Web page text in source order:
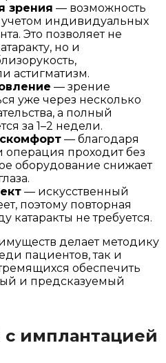
зрения — возможность
учетом индивидуальных
Это позволяет не
но и
астигматизм.
— зрение
уже через несколько
а полный
за 1–2 недели.
— благодаря
операция проходит без
оборудование снижает
— искусственный
поэтому повторная
катаракты не требуется.
делает методику
пациентов, так и
обеспечить
и предсказуемый
имплантацией